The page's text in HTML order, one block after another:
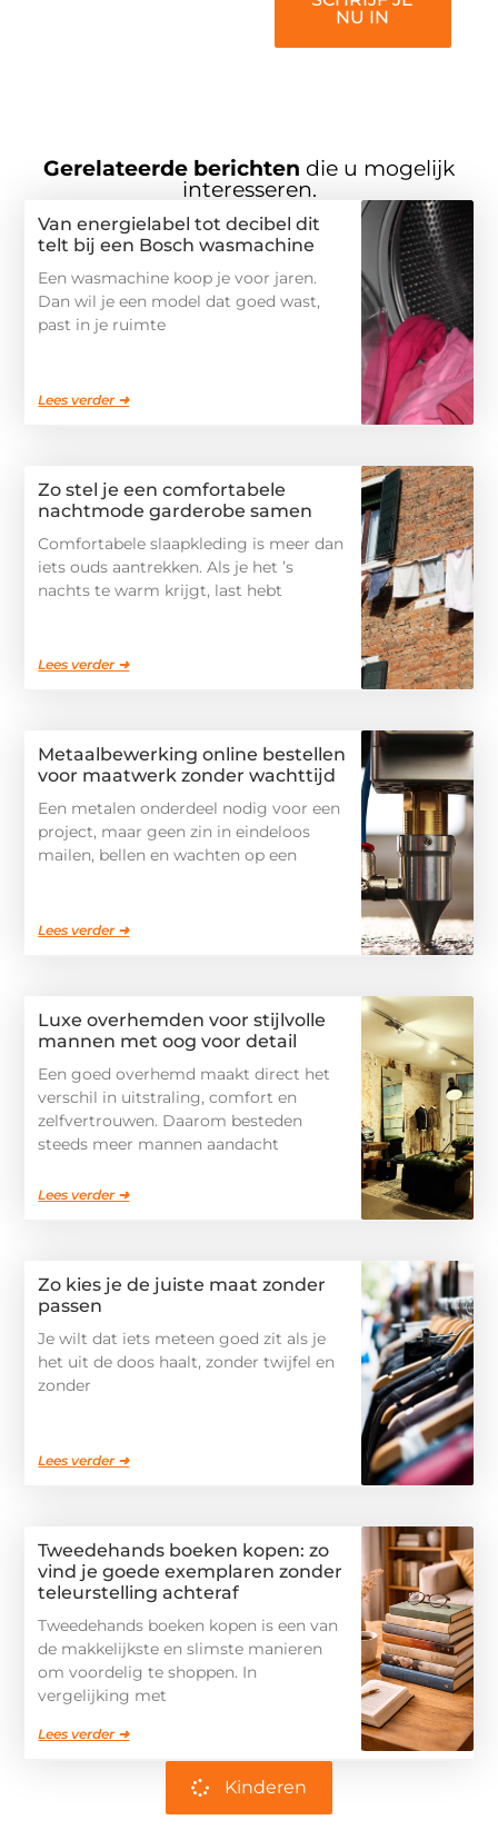
NU IN
Gerelateerde berichten die u mogelijk
interesseren.
Van energielabel tot decibel dit
telt bij een Bosch wasmachine
Een wasmachine koop je voor jaren.
Dan wil je een model dat goed wast,
past in je ruimte
Lees verder ➜
Zo stel je een comfortabele
nachtmode garderobe samen
Comfortabele slaapkleding is meer dan
iets ouds aantrekken. Als je het ’s
nachts te warm krijgt, last hebt
Lees verder ➜
Metaalbewerking online bestellen
voor maatwerk zonder wachttijd
Een metalen onderdeel nodig voor een
project, maar geen zin in eindeloos
mailen, bellen en wachten op een
Lees verder ➜
Luxe overhemden voor stijlvolle
mannen met oog voor detail
Een goed overhemd maakt direct het
verschil in uitstraling, comfort en
zelfvertrouwen. Daarom besteden
steeds meer mannen aandacht
Lees verder ➜
Zo kies je de juiste maat zonder
passen
Je wilt dat iets meteen goed zit als je
het uit de doos haalt, zonder twijfel en
zonder
Lees verder ➜
Tweedehands boeken kopen: zo
vind je goede exemplaren zonder
teleurstelling achteraf
Tweedehands boeken kopen is een van
de makkelijkste en slimste manieren
om voordelig te shoppen. In
vergelijking met
Lees verder ➜
Kinderen